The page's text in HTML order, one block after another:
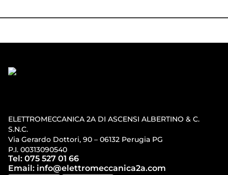
ELETTROMECCANICA 2A DI ASCENSI ALBERTINO & C.
S.N.C.
Via Gerardo Dottori, 90 – 06132 Perugia PG
P.I. 00313090540
Tel: 075 527 01 66
Email: info@elettromeccanica2a.com